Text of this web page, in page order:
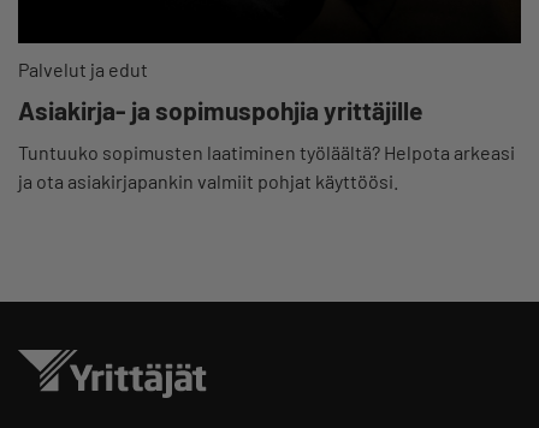
Palvelut ja edut
Asiakirja- ja sopimuspohjia yrittäjille
Tuntuuko sopimusten laatiminen työläältä? Helpota arkeasi
ja ota asiakirjapankin valmiit pohjat käyttöösi.